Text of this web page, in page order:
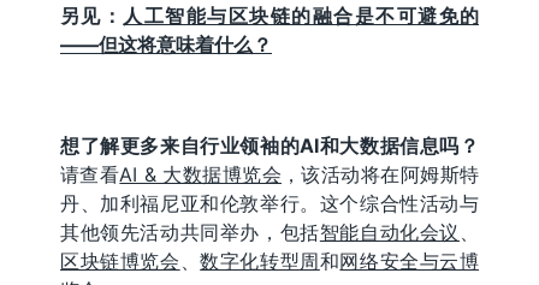
另见： 人工智能与区块链的融合是不可避免的
——但这将意味着什么？
想了解更多来自行业领袖的AI和大数据信息吗？
请查看AI & 大数据博览会 ，该活动将在阿姆斯特
丹、加利福尼亚和伦敦举行。这个综合性活动与
其他领先活动共同举办，包括智能自动化会议 、
区块链博览会 、数字化转型周和网络安全与云博